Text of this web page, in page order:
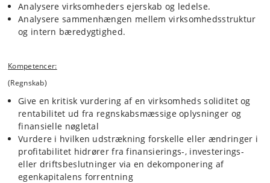
Analysere virksomheders ejerskab og ledelse.
Analysere sammenhængen mellem virksomhedsstruktur
og intern bæredygtighed.
Kompetencer:
(Regnskab)
Give en kritisk vurdering af en virksomheds soliditet og
rentabilitet ud fra regnskabsmæssige oplysninger og
finansielle nøgletal
Vurdere i hvilken udstrækning forskelle eller ændringer i
profitabilitet hidrører fra finansierings-, investerings-
eller driftsbeslutninger via en dekomponering af
egenkapitalens forrentning